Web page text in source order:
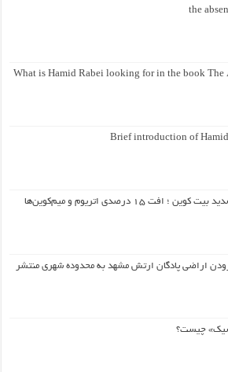
the
What is Hamid Rabei looking for in the book The
Brief introduction of
؛ افت ۱۵ درصدی اتریوم و میم‌کوین‌ها
اراضی پادگان ارتش مشهد به محدوده شهری منتشر
چیست؟